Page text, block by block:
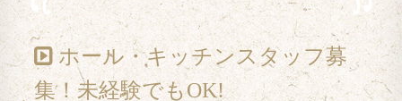
ホール・キッチンスタッフ募
集！未経験でもOK!